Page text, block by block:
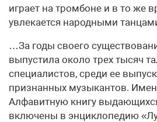
играет на тромбоне и в то же
увлекается народными
…За годы своего
выпустила около трех тысяч
специалистов, среди ее
признанных музыкантов.
Алфавитную книгу
включены в энциклопедию